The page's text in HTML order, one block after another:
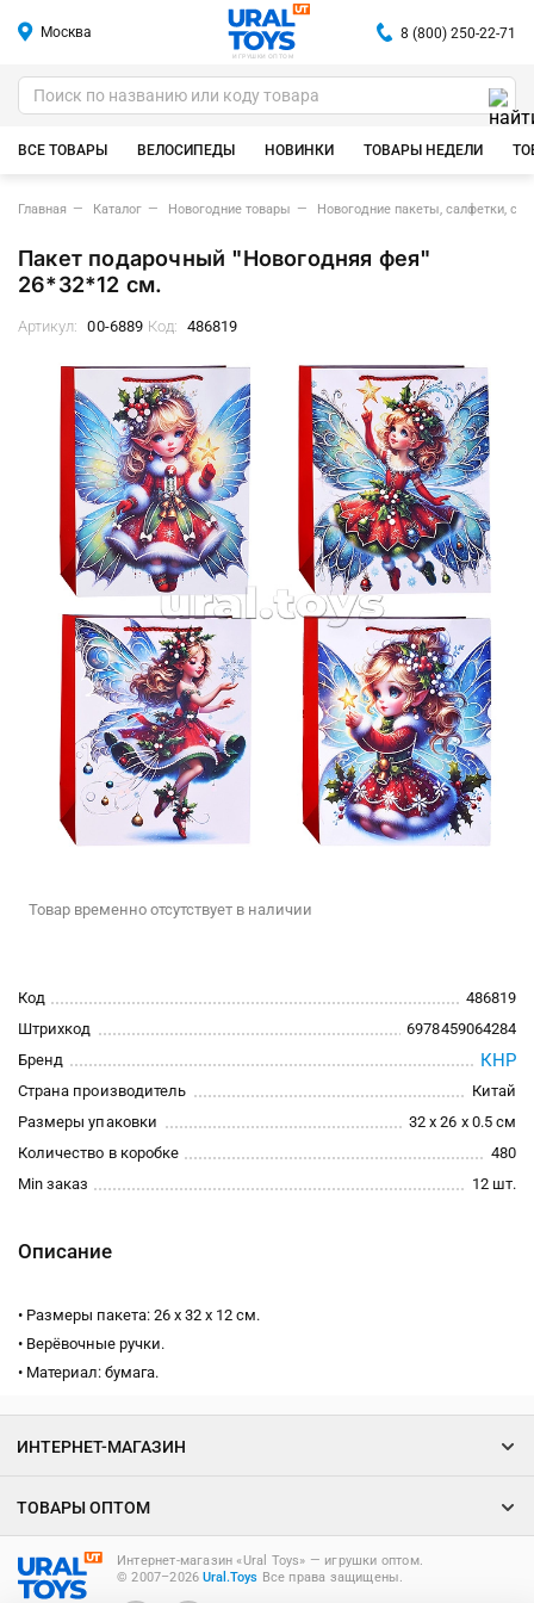
Москва
ИГРУШКИ ОПТОМ
8 (800) 250-22-71
ВСЕ ТОВАРЫ ВЕЛОСИПЕДЫ НОВИНКИ ТОВАРЫ НЕДЕЛИ
Главная Каталог Новогодние товары Новогодние пакеты, салфетки,
Пакет подарочный "Новогодняя фея"
26*32*12 см.
Артикул: 00-6889 Код: 486819
Товар временно отсутствует в наличии
Код
486819
Штрихкод
6978459064284
Бренд
КНР
Страна производитель
Китай
Размеры упаковки
32 x 26 x 0.5 см
Количество в коробке
480
Min заказ
12 шт.
Описание
• Размеры пакета: 26 х 32 х 12 см.
• Верёвочные ручки.
• Материал: бумага.
Интернет-магазин «Ural Toys» ― игрушки оптом.
© 2007–2026Ural.Toys Все права защищены.
ИНТЕРНЕТ-МАГАЗИН
ТОВАРЫ ОПТОМ